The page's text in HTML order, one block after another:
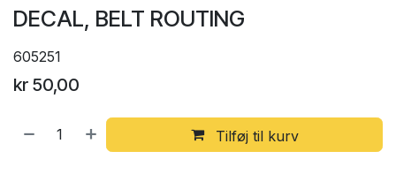
DECAL, BELT ROUTING
605251
kr 50,00
Tilføj til kurv